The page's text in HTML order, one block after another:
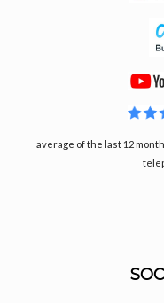
average of the last 12